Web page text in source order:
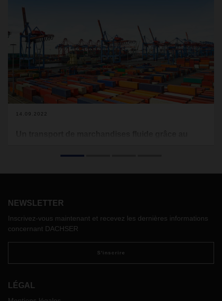
14.09.2022
groupage pour le fret maritime sont de plus en plus
pénurie de conteneurs ont encore accru la demande
marchandises dans le fret maritime. Il explique également
pourquoi une bonne connexion réseau est cruciale, en
particulier pour les marchandises soumises à des exigences
NEWSLETTER
Inscrivez-vous maintenant et recevez les dernières informations
concernant DACHSER
S'inscrire
LÉGAL